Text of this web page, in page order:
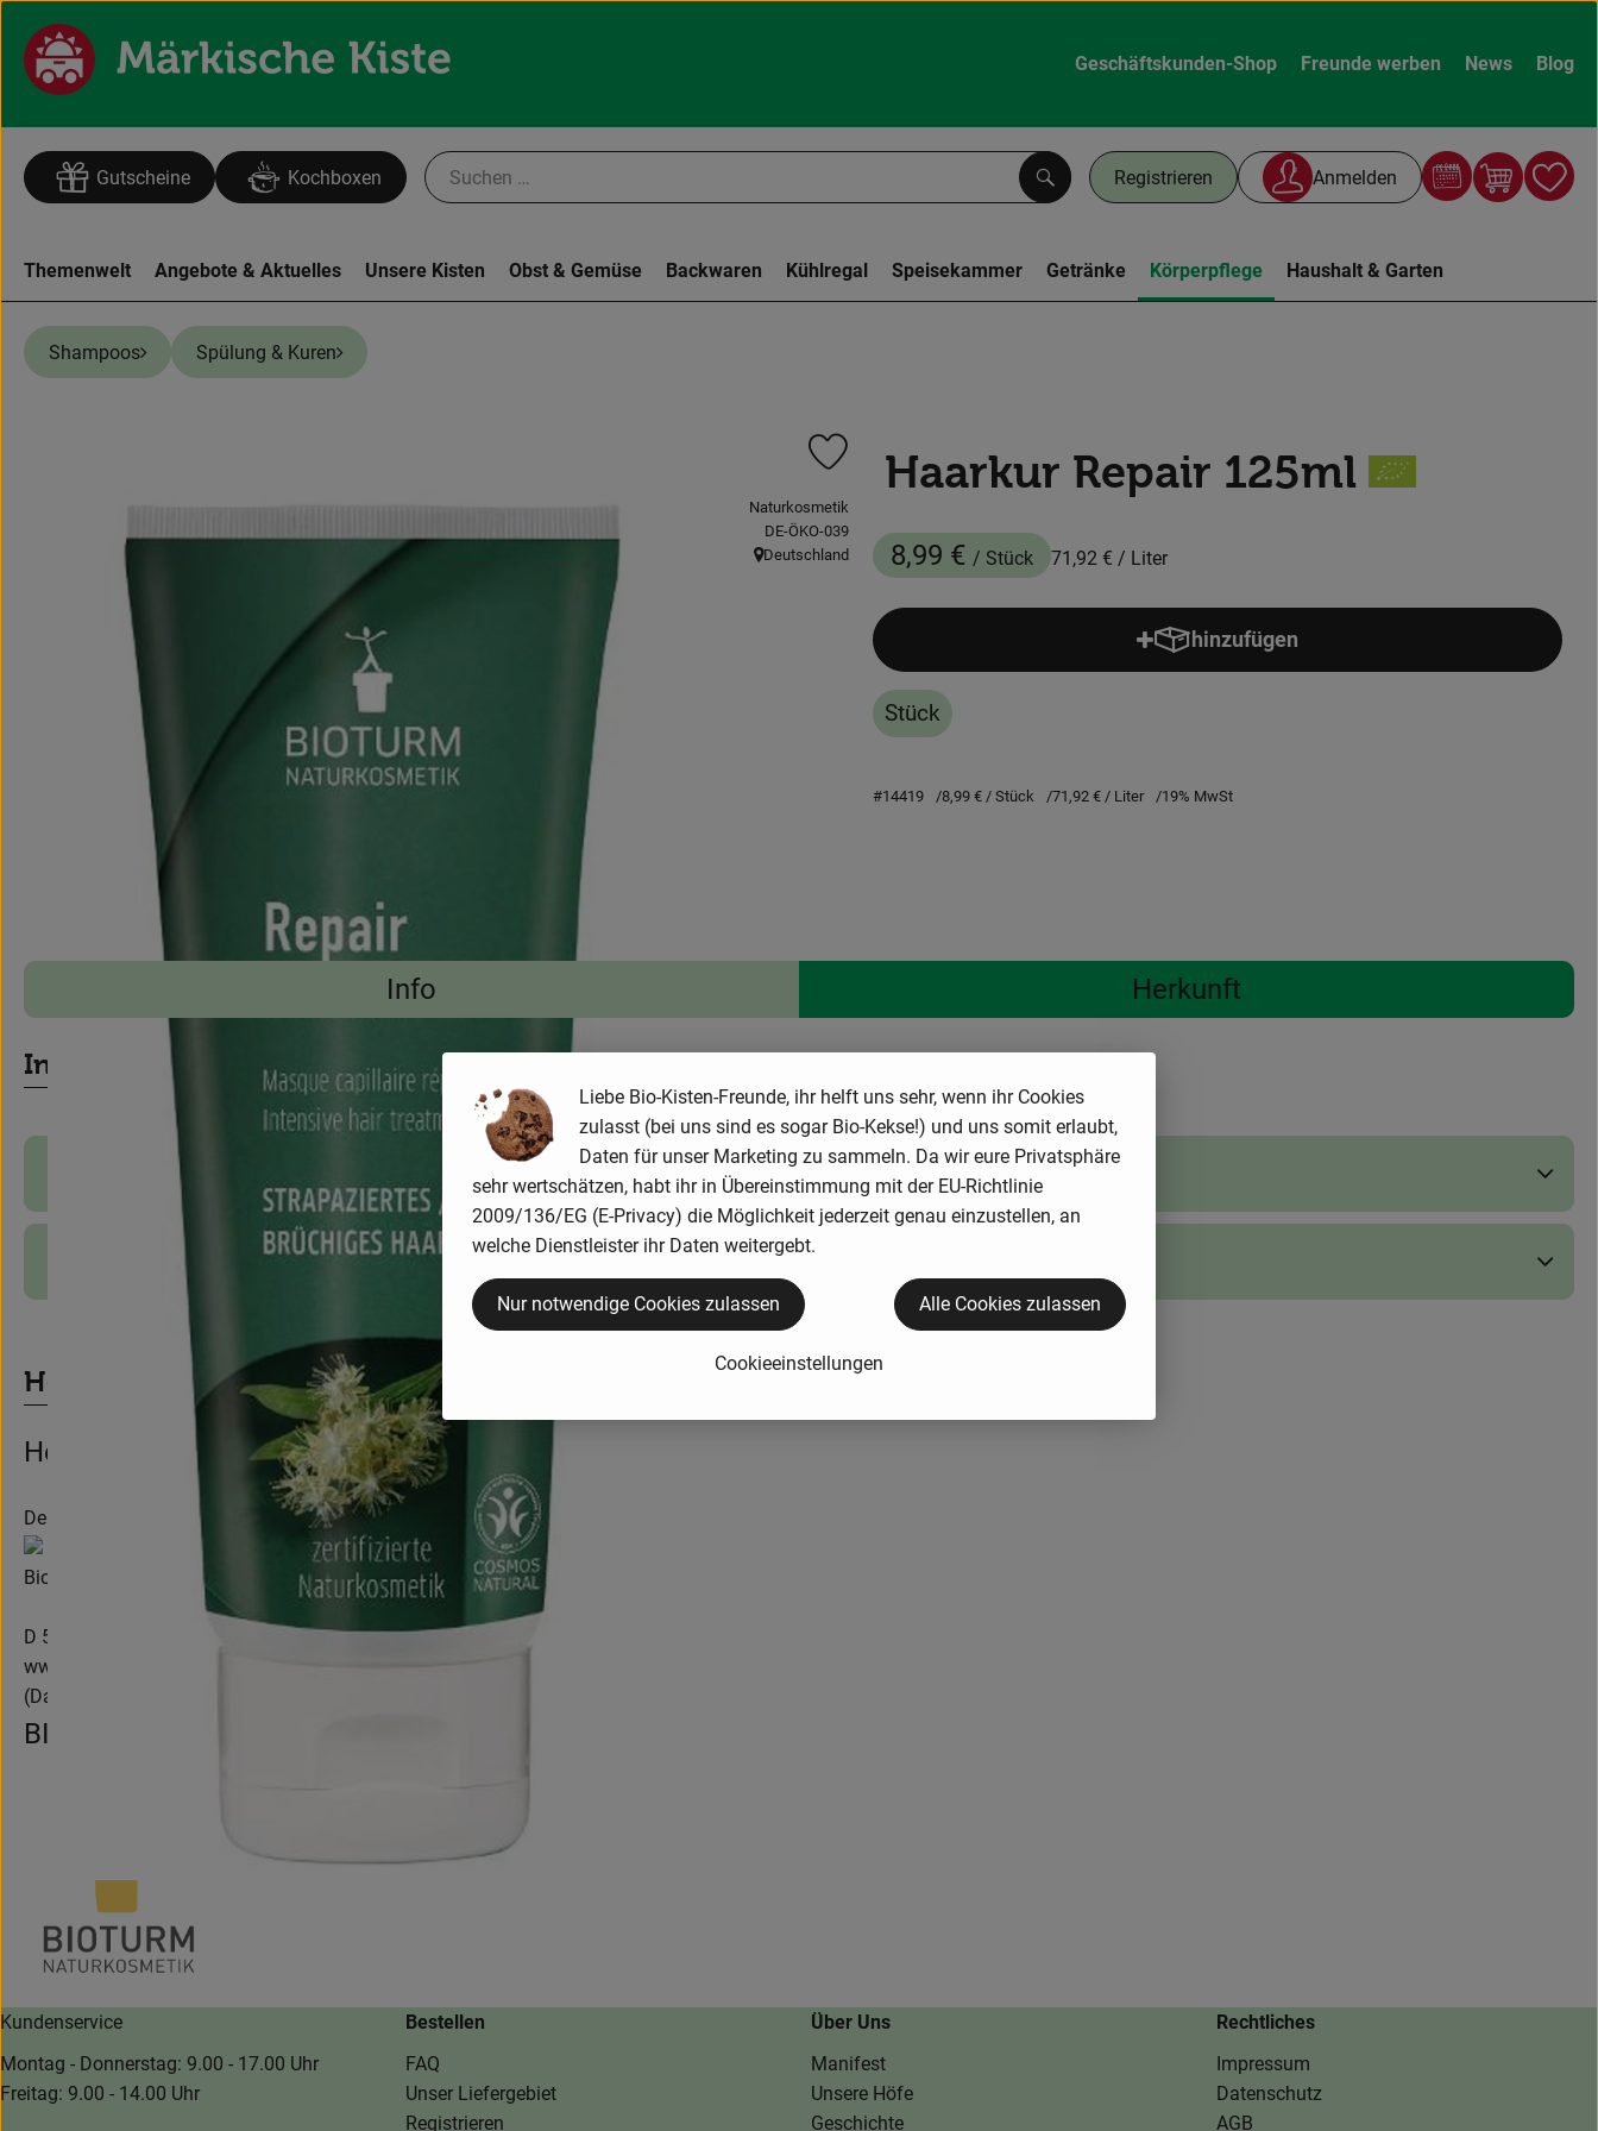
Geschäftskunden-Shop Freunde werben News Blog
Registrieren Anmelden
Suchen
Gutscheine Kochboxen
Themenwelt Angebote & Aktuelles Unsere Kisten Obst & Gemüse Backwaren Kühlregal Speisekammer Getränke Körperpflege Haushalt & Garten
Shampoos Spülung & Kuren
Haarkur Repair 125ml
8,99 € / Stück 71,92 € / Liter
Produkt zu Favouriten hinzufügen
, Verband:
Naturkosmetik
, Kontrollstelle:
DE-ÖKO-039
, Herkunft:
Deutschland
hinzufügen
Produkt zum Warenkorb hinzufügen
Stück
#14419 8,99 € / Stück 71,92 € / Liter 19% MwSt
Rezepte
Info
Herkunft
Entdecke passende Rezepte
Es wurden keine passenden Rezepte gefunden.
Info
Produktinformationen
Produktdatenblatt
Herkunft
Hersteller: BIOTURM
Deutschland
Bioturm GmbH
D 56242 Marienrachdorf
www.bioturm.de
(Daten von Ecoinform)
BIOTURM
Kundenservice
Montag - Donnerstag: 9.00 - 17.00 Uhr
Freitag: 9.00 - 14.00 Uhr
Bestellen
FAQ
Unser Liefergebiet
Registrieren
Über Uns
Manifest
Unsere Höfe
Geschichte
Rechtliches
Impressum
Datenschutz
AGB
Liebe Bio-Kisten-Freunde, ihr helft uns sehr, wenn ihr Cookies
zulasst (bei uns sind es sogar Bio-Kekse!) und uns somit erlaubt,
Daten für unser Marketing zu sammeln. Da wir eure Privatsphäre
sehr wertschätzen, habt ihr in Übereinstimmung mit der EU-Richtlinie
2009/136/EG (E-Privacy) die Möglichkeit jederzeit genau einzustellen, an
welche Dienstleister ihr Daten weitergebt.
Cookieeinstellungen
Nur notwendige Cookies zulassen Alle Cookies zulassen